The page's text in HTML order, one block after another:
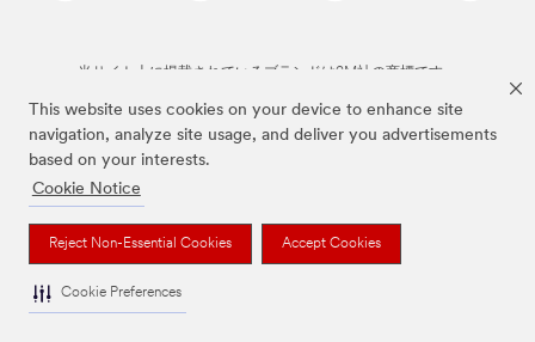
This website uses cookies on your device to enhance site
navigation, analyze site usage, and deliver you advertisements
based on your interests.
Cookie Notice
Reject Non-Essential Cookies Accept Cookies
Cookie Preferences
当サイト上に掲載されているブランドは3M社の商標です。